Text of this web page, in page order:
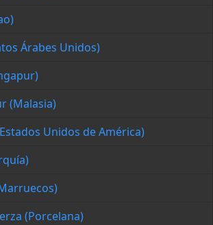
Árabes Unidos)
(Malasia)
Unidos de América)
(Porcelana)